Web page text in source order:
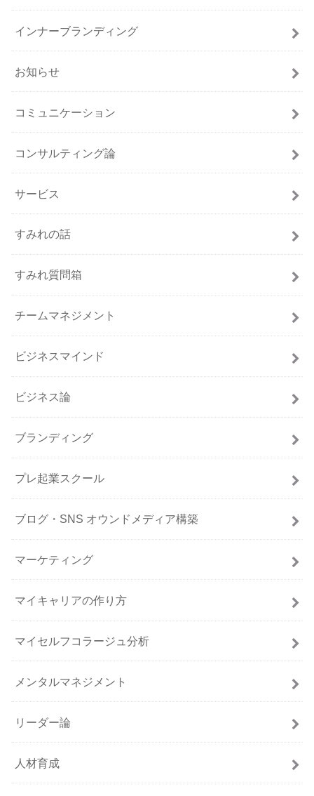
インナーブランディング
お知らせ
コミュニケーション
コンサルティング論
サービス
すみれの話
すみれ質問箱
チームマネジメント
ビジネスマインド
ビジネス論
ブランディング
プレ起業スクール
ブログ・SNS オウンドメディア構築
マーケティング
マイキャリアの作り方
マイセルフコラージュ分析
メンタルマネジメント
リーダー論
人材育成